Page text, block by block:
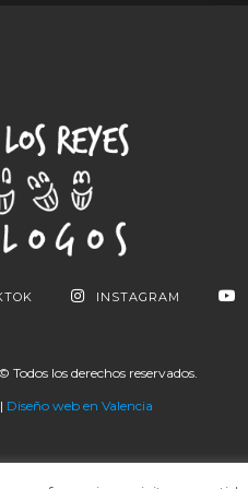
INSTAGRAM
los derechos reservados.
| Diseño web en Valencia